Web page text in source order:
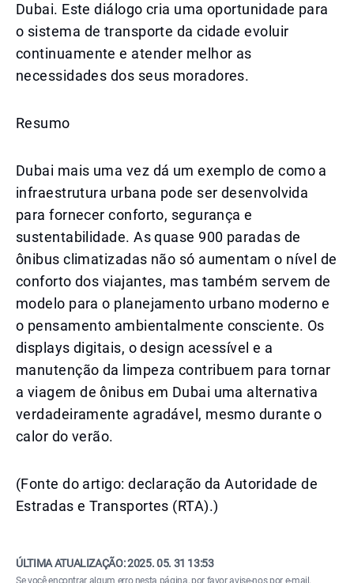
Dubai. Este diálogo cria uma oportunidade para
o sistema de transporte da cidade evoluir
continuamente e atender melhor as
necessidades dos seus moradores.
Resumo
Dubai mais uma vez dá um exemplo de como a
infraestrutura urbana pode ser desenvolvida
para fornecer conforto, segurança e
sustentabilidade. As quase 900 paradas de
ônibus climatizadas não só aumentam o nível de
conforto dos viajantes, mas também servem de
modelo para o planejamento urbano moderno e
o pensamento ambientalmente consciente. Os
displays digitais, o design acessível e a
manutenção da limpeza contribuem para tornar
a viagem de ônibus em Dubai uma alternativa
verdadeiramente agradável, mesmo durante o
calor do verão.
(Fonte do artigo: declaração da Autoridade de
Estradas e Transportes (RTA).)
ÚLTIMA ATUALIZAÇÃO:2025. 05. 31 13:53
Se você encontrar algum erro nesta página, por favoravise-nos por e-mail .